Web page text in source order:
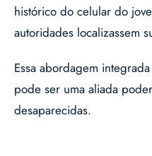
histórico do celular do
autoridades localizassem
Essa abordagem
pode ser uma aliada
desaparecidas.